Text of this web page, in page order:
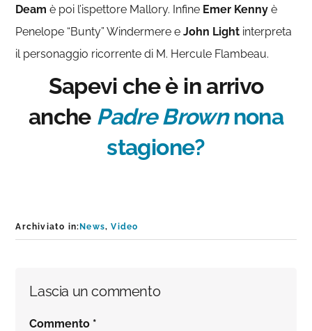
Deamè poi l’ispettore Mallory. Infine Emer Kenny è
Penelope “Bunty” Windermere eJohn Light interpreta
il personaggio ricorrente di M. Hercule Flambeau.
Sapevi che è in arrivo
anche Padre Brownnona
stagione?
Archiviato in: News,Video
Interazioni
del
Lascia un commento
Commento *